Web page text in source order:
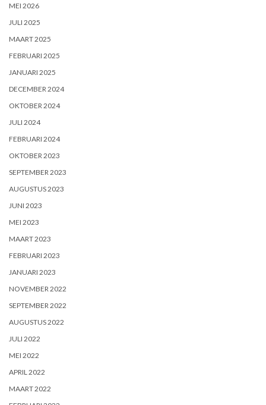
MEI 2026
JULI 2025
MAART 2025
FEBRUARI 2025
JANUARI 2025
DECEMBER 2024
OKTOBER 2024
JULI 2024
FEBRUARI 2024
OKTOBER 2023
SEPTEMBER 2023
AUGUSTUS 2023
JUNI 2023
MEI 2023
MAART 2023
FEBRUARI 2023
JANUARI 2023
NOVEMBER 2022
SEPTEMBER 2022
AUGUSTUS 2022
JULI 2022
MEI 2022
APRIL 2022
MAART 2022